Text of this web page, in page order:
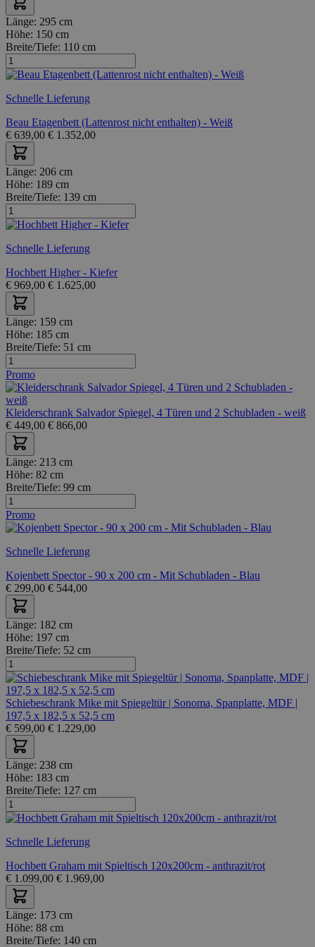
Länge: 295 cm
Höhe: 150 cm
Breite/Tiefe: 110 cm
Schnelle Lieferung
Beau Etagenbett (Lattenrost nicht enthalten) - Weiß
€ 639,00 € 1.352,00
Länge: 206 cm
Höhe: 189 cm
Breite/Tiefe: 139 cm
Schnelle Lieferung
Hochbett Higher - Kiefer
€ 969,00 € 1.625,00
Länge: 159 cm
Höhe: 185 cm
Breite/Tiefe: 51 cm
Promo
Kleiderschrank Salvador Spiegel, 4 Türen und 2 Schubladen - weiß
€ 449,00 € 866,00
Länge: 213 cm
Höhe: 82 cm
Breite/Tiefe: 99 cm
Promo
Schnelle Lieferung
Kojenbett Spector - 90 x 200 cm - Mit Schubladen - Blau
€ 299,00 € 544,00
Länge: 182 cm
Höhe: 197 cm
Breite/Tiefe: 52 cm
Schiebeschrank Mike mit Spiegeltür | Sonoma, Spanplatte, MDF |
197,5 x 182,5 x 52,5 cm
€ 599,00 € 1.229,00
Länge: 238 cm
Höhe: 183 cm
Breite/Tiefe: 127 cm
Schnelle Lieferung
Hochbett Graham mit Spieltisch 120x200cm - anthrazit/rot
€ 1.099,00 € 1.969,00
Länge: 173 cm
Höhe: 88 cm
Breite/Tiefe: 140 cm